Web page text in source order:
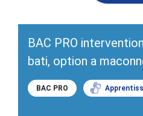
BAC PRO
bati, option a
BAC PRO